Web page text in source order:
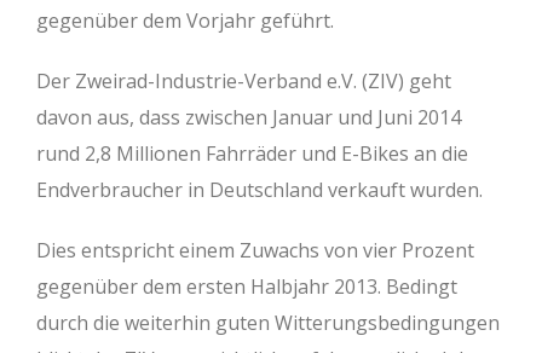
gegenüber dem Vorjahr geführt.
Der Zweirad-Industrie-Verband e.V. (ZIV) geht
davon aus, dass zwischen Januar und Juni 2014
rund 2,8 Millionen Fahrräder und E-Bikes an die
Endverbraucher in Deutschland verkauft wurden.
Dies entspricht einem Zuwachs von vier Prozent
gegenüber dem ersten Halbjahr 2013. Bedingt
durch die weiterhin guten Witterungsbedingungen